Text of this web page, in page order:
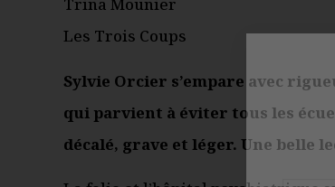
Trina Mounier
Les Trois Coups
Sylvie Orcier s’empare avec
qui parvient à éviter tous les
décalé, grave et léger. Une belle